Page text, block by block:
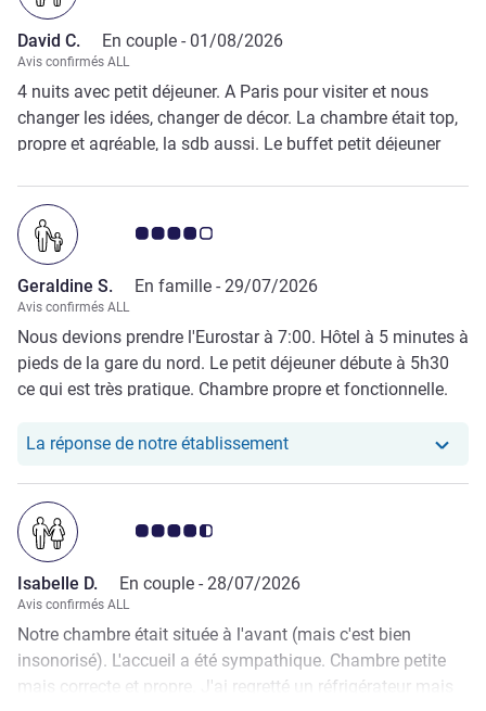
David C. En couple - 01/08/2026
Avis confirmés ALL
4 nuits avec petit déjeuner. A Paris pour visiter et nous
changer les idées, changer de décor. La chambre était top,
propre et agréable, la sdb aussi. Le buffet petit déjeuner
Note Avis clients 4.0/5
Geraldine S. En famille - 29/07/2026
Avis confirmés ALL
Nous devions prendre l'Eurostar à 7:00. Hôtel à 5 minutes à
pieds de la gare du nord. Le petit déjeuner débute à 5h30
ce qui est très pratique. Chambre propre et fonctionnelle.
pendant la canicule.
La réponse de notre établissementNotre hôtel a repondu au
Note Avis clients 4.5/5
Isabelle D. En couple - 28/07/2026
Avis confirmés ALL
Notre chambre était située à l'avant (mais c'est bien
insonorisé). L'accueil a été sympathique. Chambre petite
mais correcte et propre. J'ai regretté un réfrigérateur mais